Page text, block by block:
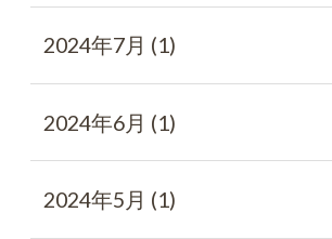
2024年7月 (1)
2024年6月 (1)
2024年5月 (1)